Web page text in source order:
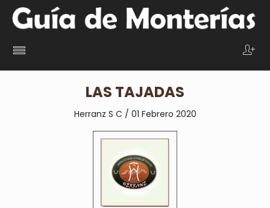
LAS TAJADAS
Herranz S C / 01 Febrero 2020